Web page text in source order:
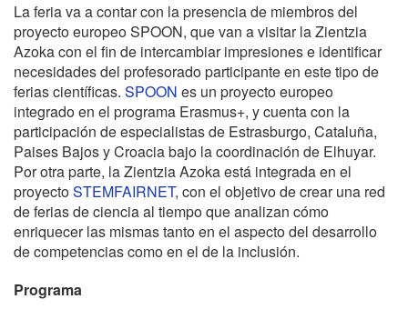
La feria va a contar con la presencia de miembros del
proyecto europeo SPOON, que van a visitar la Zientzia
Azoka con el fin de intercambiar impresiones e identificar
necesidades del profesorado participante en este tipo de
ferias científicas. SPOON es un proyecto europeo
integrado en el programa Erasmus+, y cuenta con la
participación de especialistas de Estrasburgo, Cataluña,
Paises Bajos y Croacia bajo la coordinación de Elhuyar.
Por otra parte, la Zientzia Azoka está integrada en el
proyectoSTEMFAIRNET, con el objetivo de crear una red
de ferias de ciencia al tiempo que analizan cómo
enriquecer las mismas tanto en el aspecto del desarrollo
de competencias como en el de la inclusión.
Programa